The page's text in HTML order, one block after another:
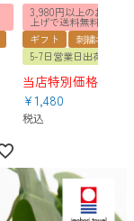
3,980円以上のお買い
上げで送料無料
ギフト
刺繍名入れ
5-7日営業日出荷
当店特別価格
¥1,480
税込